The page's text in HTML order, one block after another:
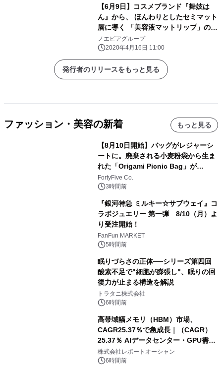
【6月9日】コスメブランド『舞妓は
ん』から、 ほんわりとしたセミマット
唇に導く 「美容液マットリップ」の限
定色 発売
ノエビアグループ
2020年4月16日 11:00
発行者のリリースをもっと見る
ファッション・美容の新着 もっと見る
【8月10日開始】バッグがレジャーシ
ートに。廃棄される小麦粉袋から生ま
れた「Origami Picnic Bag」が
Makuakeに登場
FortyFive Co.
3時間前
『銀河特急 ミルキー☆サブウェイ』コ
ラボジュエリー 第一弾 8/10（月）よ
り受注開始！
FanFun MARKET
5時間前
眠りづらさの正体──シリーズ第四回
酸素不足で"細胞が膨張し"、眠りの回
復力が止まる構造を解説
トラタニ株式会社
6時間前
高帯域幅メモリ（HBM）市場、
CAGR25.37％で急成長｜（CAGR）
25.37％ AIデータセンター・GPU需要
拡大が2035年の市場成長を牽引
株式会社レポートオーシャン
6時間前